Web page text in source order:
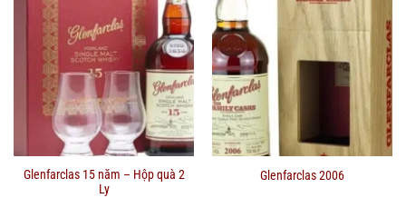
Glenfarclas 15 năm – Hộp quà 2
Ly
Glenfarclas 2006